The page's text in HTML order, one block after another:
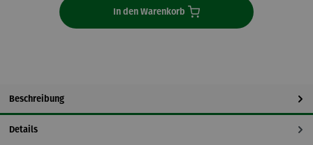
In den Warenkorb
Beschreibung
Details